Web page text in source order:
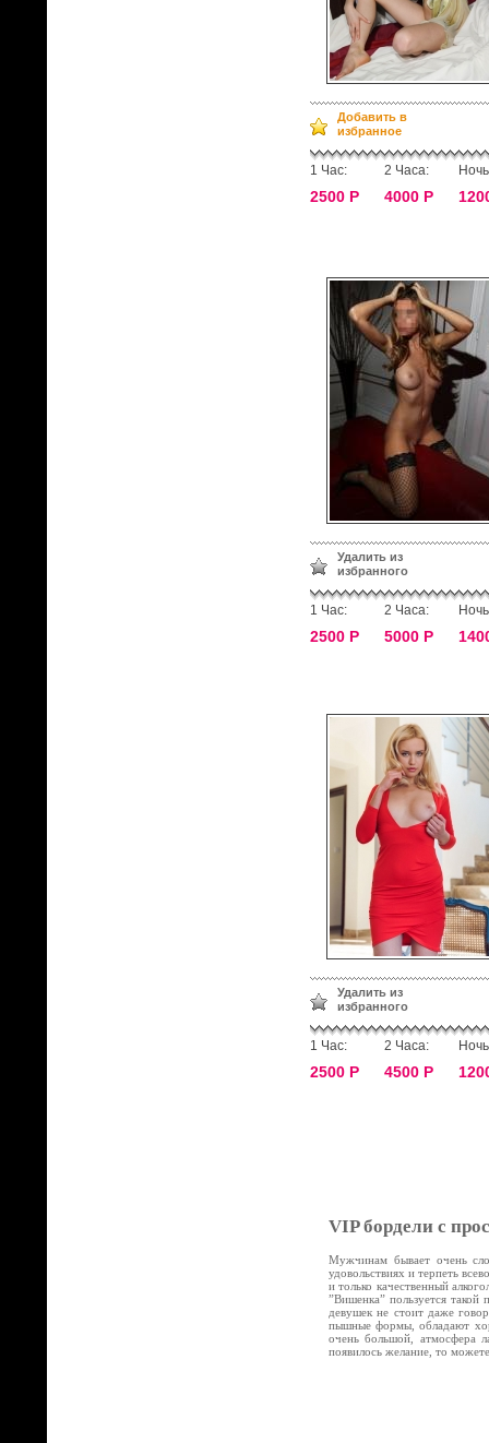
Добавить в
избранное
1 Час:
2500 Р
2 Часа:
4000 Р
Удалить из
избранного
1 Час:
2500 Р
2 Часа:
5000 Р
Удалить из
избранного
1 Час:
2500 Р
2 Часа:
4500 Р
VIP бордели с
Мужчинам бывает очень
удовольствиях и терпеть
и только качественный
”Вишенка” пользуется
девушек не стоит даже
пышные формы, обладают
очень большой, атмосфера
появилось желание, то